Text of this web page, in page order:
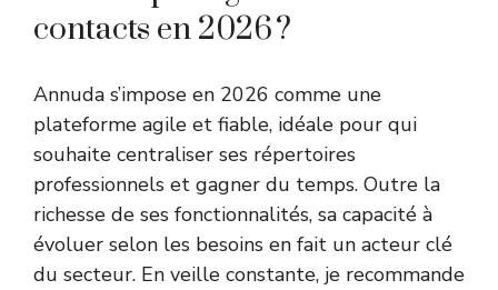
contacts en 2026 ?
Annuda s’impose en 2026 comme une
plateforme agile et fiable, idéale pour qui
souhaite centraliser ses répertoires
professionnels et gagner du temps. Outre la
richesse de ses fonctionnalités, sa capacité à
évoluer selon les besoins en fait un acteur clé
du secteur. En veille constante, je recommande